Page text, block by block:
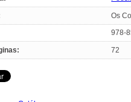
Os
978-
72